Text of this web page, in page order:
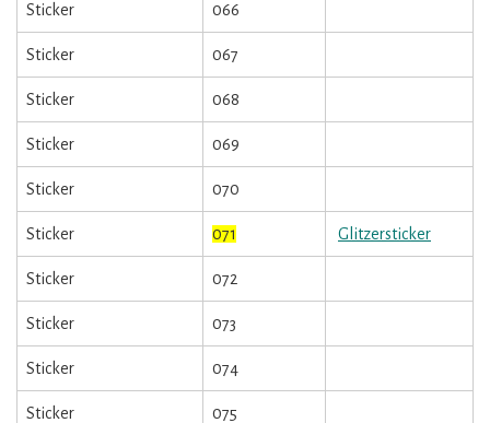
Sticker 066
Sticker 067
Sticker 068
Sticker 069
Sticker 070
Sticker 071 Glitzersticker
Sticker 072
Sticker 073
Sticker 074
Sticker 075